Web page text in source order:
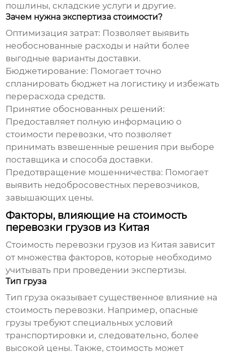
пошлины, складские услуги и другие.
Зачем нужна экспертиза стоимости?
Оптимизация затрат: Позволяет выявить
необоснованные расходы и найти более
выгодные варианты доставки.
Бюджетирование: Помогает точно
спланировать бюджет на логистику и избежать
перерасхода средств.
Принятие обоснованных решений:
Предоставляет полную информацию о
стоимости перевозки, что позволяет
принимать взвешенные решения при выборе
поставщика и способа доставки.
Предотвращение мошенничества: Помогает
выявить недобросовестных перевозчиков,
завышающих цены.
Факторы, влияющие на стоимость
перевозки грузов из Китая
Стоимость перевозки грузов из Китая зависит
от множества факторов, которые необходимо
учитывать при проведении экспертизы.
Тип груза
Тип груза оказывает существенное влияние на
стоимость перевозки. Например, опасные
грузы требуют специальных условий
транспортировки и, следовательно, более
высокой цены. Также, стоимость может